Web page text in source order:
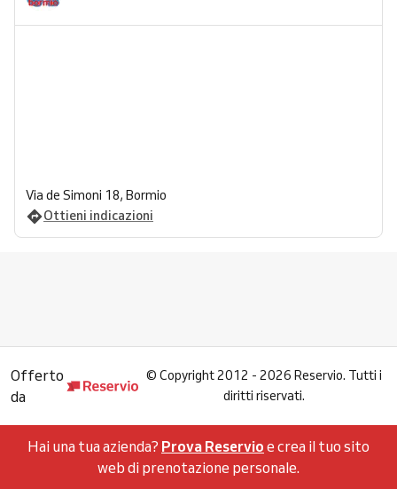
Via de Simoni 18, Bormio
Ottieni indicazioni
Offerto
da
© Copyright 2012 - 2026 Reservio. Tutti i
diritti riservati.
Hai una tua azienda? Prova Reservio e crea il tuo sito
web di prenotazione personale.